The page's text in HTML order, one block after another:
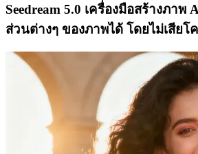
Seedream 5.0 เครื่องมือสร้างภาพ
ส่วนต่างๆ ของภาพได้ โดยไม่เสียโ